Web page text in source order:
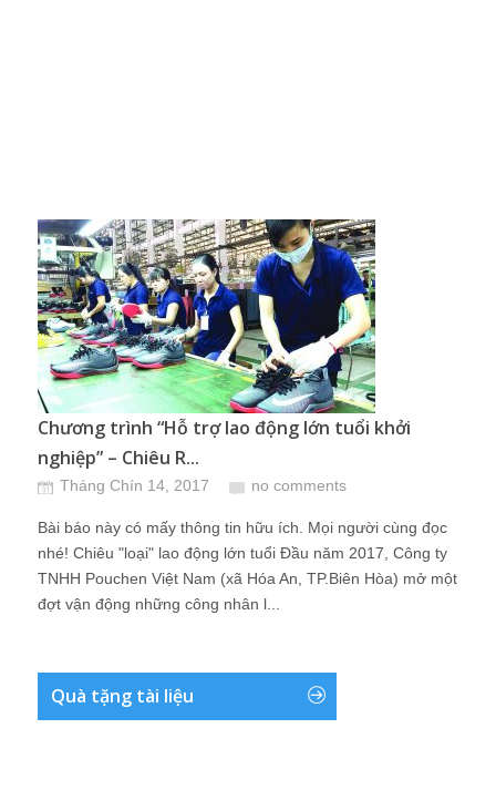
Chương trình “Hỗ trợ lao động lớn tuổi khởi
nghiệp” – Chiêu R...
Tháng Chín 14, 2017 no comments
Bài báo này có mấy thông tin hữu ích. Mọi người cùng đọc
nhé! Chiêu "loại" lao động lớn tuổi Đầu năm 2017, Công ty
TNHH Pouchen Việt Nam (xã Hóa An, TP.Biên Hòa) mở một
đợt vận động những công nhân l...
Quà tặng tài liệu